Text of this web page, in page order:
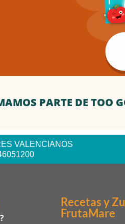
PARTE DE TOO
VALENCIANOS
Recetas y
FrutaMare